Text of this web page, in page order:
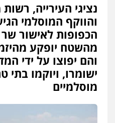
נציגי העירייה,
והווקף המוסלמי
הכפופות לאישור
מהשטח יופקע
והם יפוצו על ידי
ישומרו, ויוקמו בתי
מוסלמיים